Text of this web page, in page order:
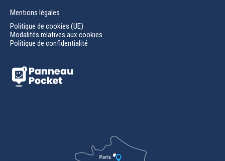
Mentions légales
Politique de cookies (UE)
Modalités relatives aux cookies
Politique de confidentialité